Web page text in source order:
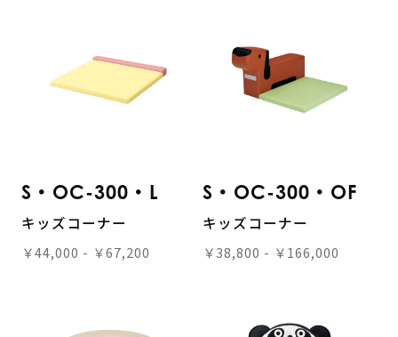
S・OC-300・L
キッズコーナー
￥44,000 - ￥67,200
S・OC-300・OF
キッズコーナー
￥38,800 - ￥166,000